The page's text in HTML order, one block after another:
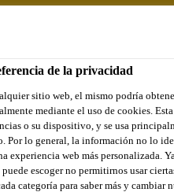
Referencias
de la privacidad
sitio web, el mismo podría
mediante el uso de cookies.
o su dispositivo, y se usa
Por lo general, la información no lo
experiencia web más personalizada.
escoger no permitirnos usar
categoría para saber más y cambiar